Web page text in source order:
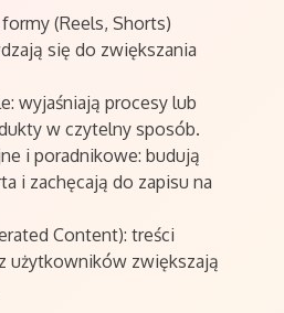
(Reels, Shorts)
się do zwiększania
wyjaśniają procesy lub
w czytelny sposób.
i poradnikowe: budują
i zachęcają do zapisu na
Content): treści
użytkowników zwiększają